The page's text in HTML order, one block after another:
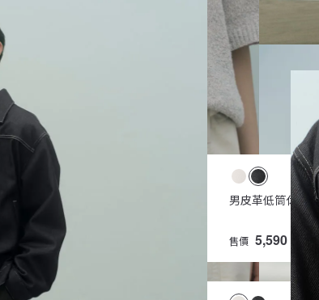
男皮革低筒休閒鞋
售價 5,590